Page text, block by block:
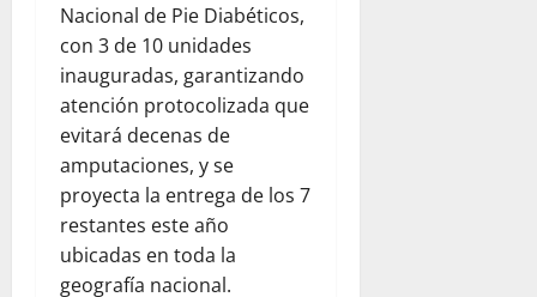
Nacional de Pie Diabéticos,
con 3 de 10 unidades
inauguradas, garantizando
atención protocolizada que
evitará decenas de
amputaciones, y se
proyecta la entrega de los 7
restantes este año
ubicadas en toda la
geografía nacional.